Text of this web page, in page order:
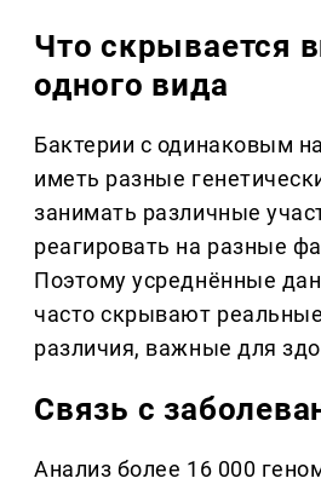
Что скрывается
одного вида
Бактерии с одинаковым
иметь разные
занимать различные
реагировать на разные
Поэтому усреднённые
часто скрывают
различия, важные для
Связь с
Анализ более 16 000